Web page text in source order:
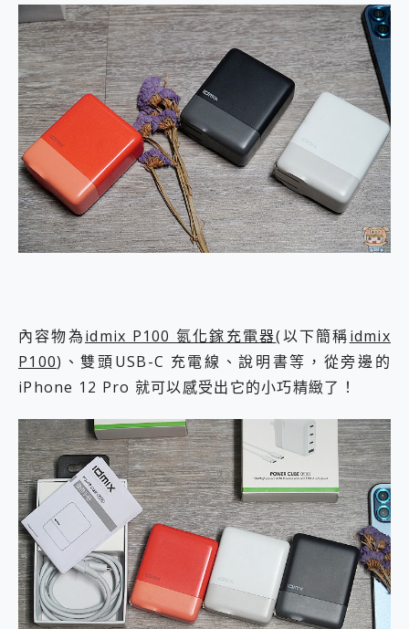
內容物為idmix P100 氮化鎵充電器(以下簡稱idmix
P100)、雙頭USB-C 充電線、說明書等，從旁邊的
iPhone 12 Pro 就可以感受出它的小巧精緻了！